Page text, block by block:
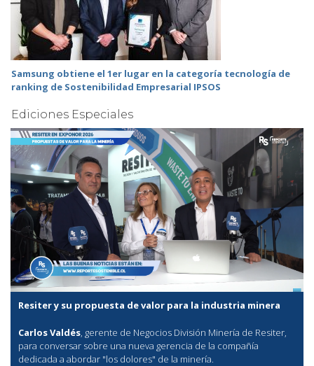
Samsung obtiene el 1er lugar en la categoría tecnología de
ranking de Sostenibilidad Empresarial IPSOS
Ediciones Especiales
Resiter y su propuesta de valor para la industria minera
Carlos Valdés, gerente de Negocios División Minería de Resiter,
para conversar sobre una nueva gerencia de la compañía
dedicada a abordar "los dolores" de la minería.